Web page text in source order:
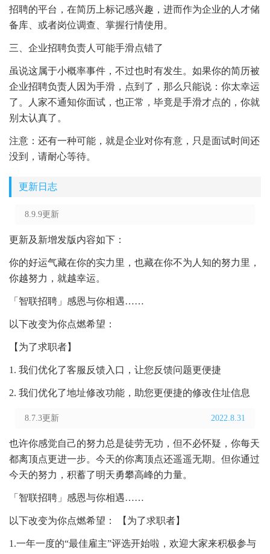
招聘的平台，在简历上标记感兴趣，进而作为企业的人才储
备库、或者岗位调查、掌握行情使用。
三、企业招聘负责人可能手滑点错了
虽说这属于小概率事件，不过也时有发生。如果你的简历被
企业招聘负责人因为手滑，点到了，那么只能说：你太幸运
了。人家不通知你面试，也正常，毕竟是手滑才点的，你就
别太认真了。
注意：还有一种可能，就是企业对你有意，只是面试时间还
没到，请耐心等待。
更新日志
8.9.9更新
更新及新增发版内容如下：
你的好运气藏在你的实力里，也藏在你不为人知的努力里，
你越努力，就越幸运。
「智联招聘」感恩与你相遇……
以下改变为你点燃希望：
【为了求职者】
1. 我们优化了客服反馈入口，让您反馈问题更便捷
2. 我们优化了地址修改功能，助您更便捷的修改住址信息
8.7.3更新 2022.8.31
也许你感觉自己的努力总是徒劳无功，但不必怀疑，你每天
都离顶点更进一步。今天的你离顶点还遥遥无期。但你通过
今天的努力，积蓄了明天勇攀高峰的力量。
「智联招聘」感恩与你相遇……
以下改变为你点燃希望： 【为了求职者】
1.一年一度的“最佳雇主”评选开始啦，欢迎大家来积极参与